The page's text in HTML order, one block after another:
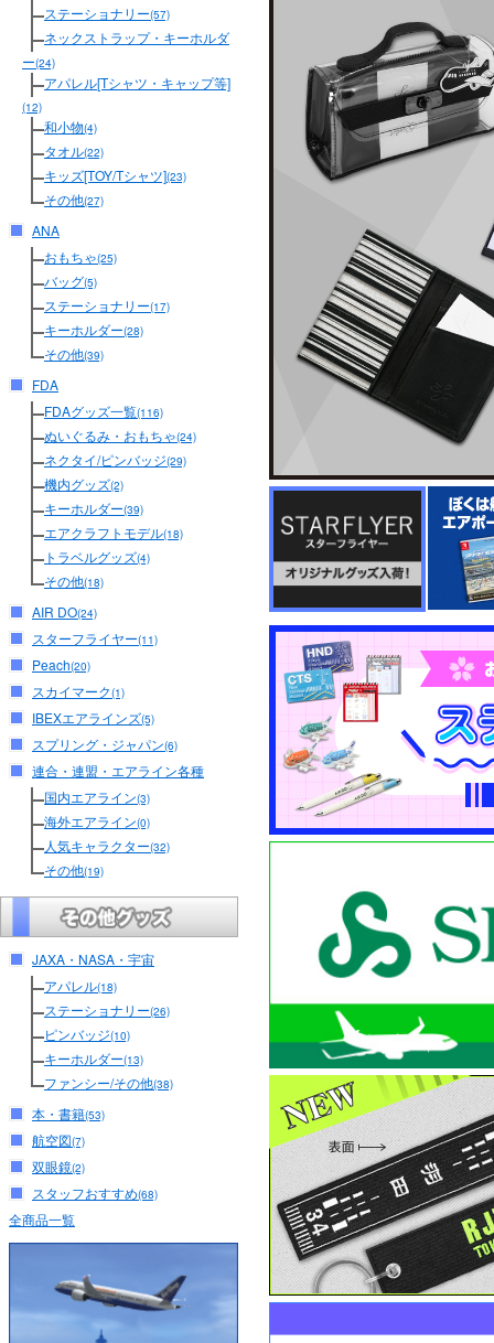
ステーショナリー(57)
ネックストラップ・キーホルダ
ー(24)
アパレル[Tシャツ・キャップ等]
(12)
和小物(4)
タオル(22)
キッズ[TOY/Tシャツ](23)
その他(27)
ANA
おもちゃ(25)
バッグ(5)
ステーショナリー(17)
キーホルダー(28)
その他(39)
FDA
FDAグッズ一覧(116)
ぬいぐるみ・おもちゃ(24)
ネクタイ/ピンバッジ(29)
機内グッズ(2)
キーホルダー(39)
エアクラフトモデル(18)
トラベルグッズ(4)
その他(18)
AIR DO(24)
スターフライヤー(11)
Peach(20)
スカイマーク(1)
IBEXエアラインズ(5)
スプリング・ジャパン(6)
連合・連盟・エアライン各種
国内エアライン(3)
海外エアライン(0)
人気キャラクター(32)
その他(19)
JAXA・NASA・宇宙
アパレル(18)
ステーショナリー(26)
ピンバッジ(10)
キーホルダー(13)
ファンシー/その他(38)
本・書籍(53)
航空図(7)
双眼鏡(2)
スタッフおすすめ(68)
全商品一覧